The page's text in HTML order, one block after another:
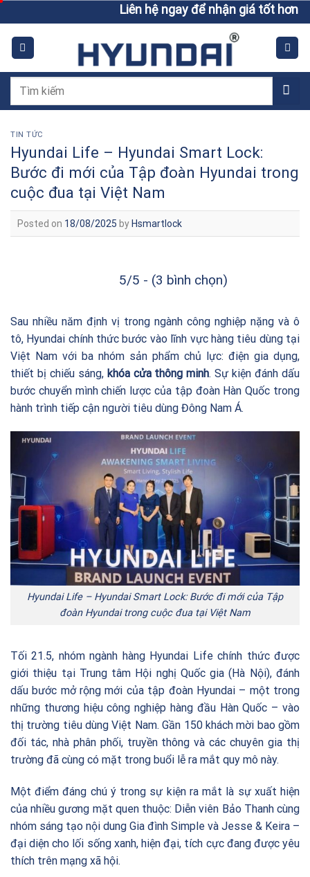
to
content
Liên hệ ngay để nhận giá tốt hơn giá
Tìm
TIN TỨC
Hyundai Life – Hyundai Smart Lock:
Bước đi mới của Tập đoàn Hyundai trong
cuộc đua tại Việt Nam
Posted on 18/08/2025 by Hsmartlock
5/5 - (3 bình chọn)
Sau nhiều năm định vị trong ngành công nghiệp nặng và ô
tô, Hyundai chính thức bước vào lĩnh vực hàng tiêu dùng tại
Việt Nam với ba nhóm sản phẩm chủ lực: điện gia dụng,
thiết bị chiếu sáng, khóa cửa thông minh. Sự kiện đánh dấu
bước chuyển mình chiến lược của tập đoàn Hàn Quốc trong
hành trình tiếp cận người tiêu dùng Đông Nam Á.
Hyundai Life – Hyundai Smart Lock: Bước đi mới của Tập
đoàn Hyundai trong cuộc đua tại Việt Nam
Tối 21.5, nhóm ngành hàng Hyundai Life chính thức được
giới thiệu tại Trung tâm Hội nghị Quốc gia (Hà Nội), đánh
dấu bước mở rộng mới của tập đoàn Hyundai – một trong
những thương hiệu công nghiệp hàng đầu Hàn Quốc – vào
thị trường tiêu dùng Việt Nam. Gần 150 khách mời bao gồm
đối tác, nhà phân phối, truyền thông và các chuyên gia thị
trường đã cùng có mặt trong buổi lễ ra mắt quy mô này.
Một điểm đáng chú ý trong sự kiện ra mắt là sự xuất hiện
của nhiều gương mặt quen thuộc: Diễn viên Bảo Thanh cùng
nhóm sáng tạo nội dung Gia đình Simple và Jesse & Keira –
đại diện cho lối sống xanh, hiện đại, tích cực đang được yêu
thích trên mạng xã hội.